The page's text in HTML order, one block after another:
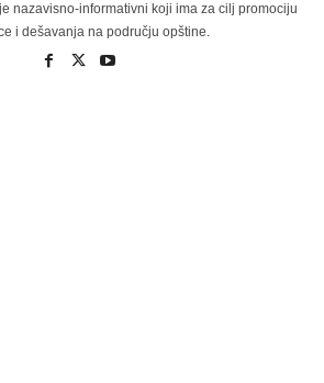
nazavisno-informativni koji ima za cilj promociju
i dešavanja na području opštine.